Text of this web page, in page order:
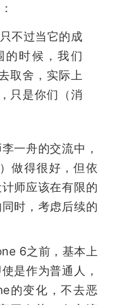
不过当它的成
的时候，我们
取舍，实际上
只是你们（消
一舟的交流中，
做得很好，但依
师应该在有限的
时，考虑后续的
6之前，基本上
是作为普通人，
的变化，不去恶